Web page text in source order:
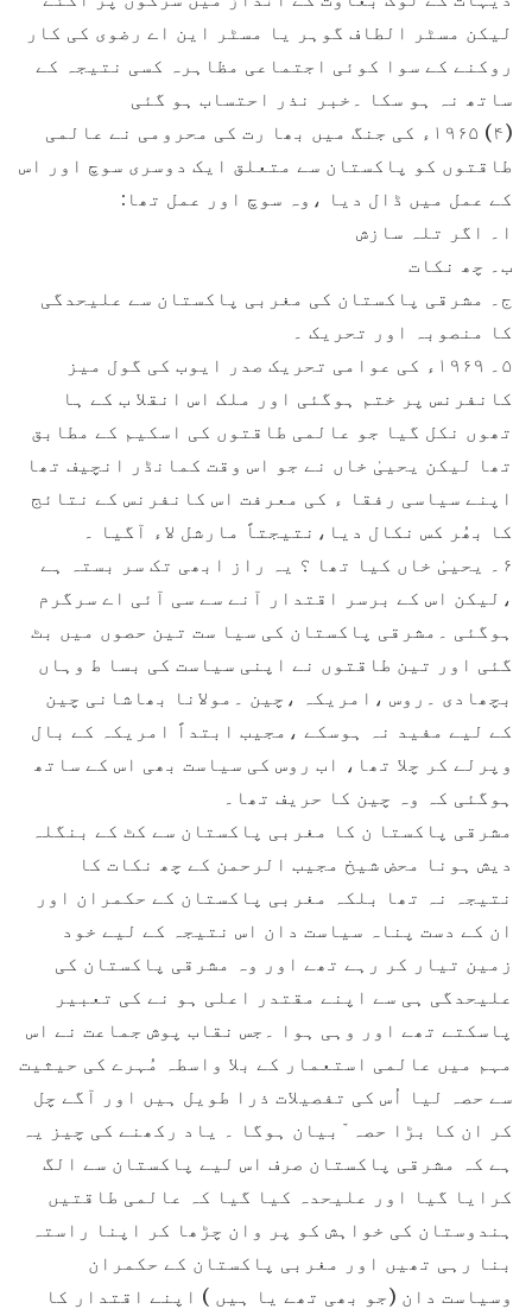
لیکن مسٹر الطاف گوہر یا مسٹر این اے رضوی کی کار
روکنے کے سوا کوئی اجتماعی مظاہرہ کسی نتیجہ کے
ساتھ نہ ہو سکا ۔خبر نذر احتساب ہو گئی
(۴) ۱۹۶۵ء کی جنگ میں بھا رت کی محرومی نے عالمی
طاقتوں کو پاکستان سے متعلق ایک دوسری سوچ اور اس
کے عمل میں ڈال دیا ،وہ سوچ اور عمل تھا:
ا۔ اگر تلہ سازش
ب۔ چھ نکات
ج۔ مشرقی پاکستان کی مغربی پاکستان سے علیحدگی
کا منصوبہ اور تحریک ۔
۵۔ ۱۹۶۹ء کی عوامی تحریک صدر ایوب کی گول میز
کانفرنس پر ختم ہوگئی اور ملک اس انقلا ب کے ہا
تھوں نکل گیا جو عالمی طاقتوں کی اسکیم کے مطابق
تھا لیکن یحییٰ خاں نے جو اس وقت کمانڈر انچیف تھا
اپنے سیاسی رفقا ء کی معرفت اس کانفرنس کے نتائج
کا بھُر کس نکال دیا،نتیجتاً مارشل لاء آگیا ۔
۶۔ یحییٰ خاں کیا تھا ؟ یہ راز ابھی تک سر بستہ ہے
،لیکن اس کے برسر اقتدار آنے سے سی آئی اے سرگرم
ہوگئی ۔مشرقی پاکستان کی سیا ست تین حصوں میں بٹ
گئی اور تین طاقتوں نے اپنی سیاست کی بسا ط وہاں
بچھادی ۔روس ،امریکہ ،چین ۔مولانا بھاشانی چین
کے لیے مفید نہ ہوسکے ،مجیب ابتداً امریکہ کے بال
وپرلے کر چلا تھا، اب روس کی سیاست بھی اس کے ساتھ
ہوگئی کہ وہ چین کا حریف تھا۔
مشرقی پاکستا ن کا مغربی پاکستان سے کٹ کے بنگلہ
دیش ہونا محض شیخ مجیب الرحمن کے چھ نکات کا
نتیجہ نہ تھا بلکہ مغربی پاکستان کے حکمران اور
ان کے دست پناہ سیاست دان اس نتیجہ کے لیے خود
زمین تیار کر رہے تھے اور وہ مشرقی پاکستان کی
علیحدگی ہی سے اپنے مقتدر اعلی ہو نے کی تعبیر
پاسکتے تھے اور وہی ہوا ۔جس نقاب پوش جماعت نے اس
مہم میں عالمی استعمار کے بلا واسطہ مُہرے کی حیثیت
سے حصہ لیا اُس کی تفصیلات ذرا طویل ہیں اور آگے چل
کر ان کا بڑا حصہ ّبیان ہوگا ۔ یاد رکھنے کی چیز یہ
ہے کہ مشرقی پاکستان صرف اس لیے پاکستان سے الگ
کرایا گیا اور علیحدہ کیا گیا کہ عالمی طاقتیں
ہندوستان کی خواہش کو پر وان چڑھا کر اپنا راستہ
بنا رہی تھیں اور مغربی پاکستان کے حکمران
وسیاست دان (جو بھی تھے یا ہیں ) اپنے اقتدار کا